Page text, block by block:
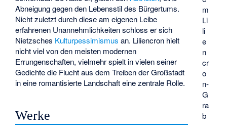
m
Li
li
e
n
cr
o
n-
G
ra
b
Abneigung gegen den Lebensstil des Bürgertums.
Nicht zuletzt durch diese am eigenen Leibe
erfahrenen Unannehmlichkeiten schloss er sich
Nietzsches Kulturpessimismus an. Liliencron hielt
nicht viel von den meisten modernen
Errungenschaften, vielmehr spielt in vielen seiner
Gedichte die Flucht aus dem Treiben der Großstadt
in eine romantisierte Landschaft eine zentrale Rolle.
Werke